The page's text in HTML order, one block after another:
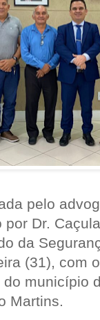
pelo
Dr.
da
(31), com
município
Martins.